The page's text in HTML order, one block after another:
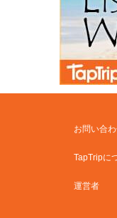
お問い合
TapTripに
運営者